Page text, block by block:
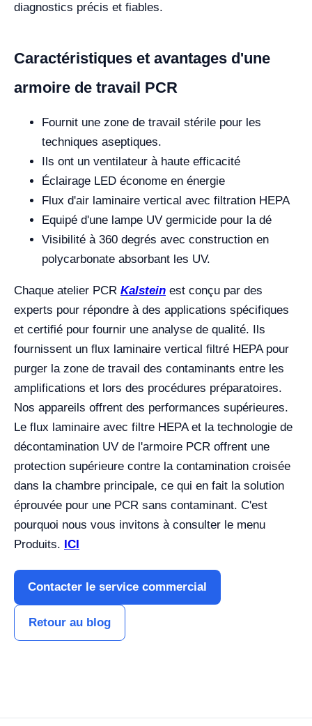
diagnostics précis et fiables.
Caractéristiques et avantages d'une
armoire de travail PCR
Fournit une zone de travail stérile pour les
techniques aseptiques.
Ils ont un ventilateur à haute efficacité
Éclairage LED économe en énergie
Flux d'air laminaire vertical avec filtration HEPA
Equipé d'une lampe UV germicide pour la dé
Visibilité à 360 degrés avec construction en
polycarbonate absorbant les UV.
Chaque atelier PCR Kalstein est conçu par des
experts pour répondre à des applications spécifiques
et certifié pour fournir une analyse de qualité. Ils
fournissent un flux laminaire vertical filtré HEPA pour
purger la zone de travail des contaminants entre les
amplifications et lors des procédures préparatoires.
Nos appareils offrent des performances supérieures.
Le flux laminaire avec filtre HEPA et la technologie de
décontamination UV de l'armoire PCR offrent une
protection supérieure contre la contamination croisée
dans la chambre principale, ce qui en fait la solution
éprouvée pour une PCR sans contaminant. C'est
pourquoi nous vous invitons à consulter le menu
Produits. ICI
Contacter le service commercial
Retour au blog